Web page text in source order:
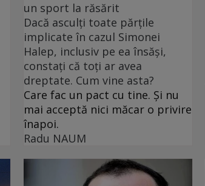
un sport la răsărit
Dacă asculți toate părțile
implicate în cazul Simonei
Halep, inclusiv pe ea însăși,
constați că toți ar avea
dreptate. Cum vine asta?
Care fac un pact cu tine. Și nu
mai acceptă nici măcar o privire
înapoi.
Radu NAUM